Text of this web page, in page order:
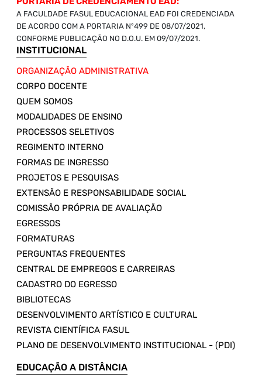
A FACULDADE FASUL EDUCACIONAL EAD FOI CREDENCIADA
DE ACORDO COM A PORTARIA Nº499 DE 08/07/2021,
CONFORME PUBLICAÇÃO NO D.O.U. EM 09/07/2021.
INSTITUCIONAL
ORGANIZAÇÃO ADMINISTRATIVA
CORPO DOCENTE
QUEM SOMOS
MODALIDADES DE ENSINO
PROCESSOS SELETIVOS
REGIMENTO INTERNO
FORMAS DE INGRESSO
PROJETOS E PESQUISAS
EXTENSÃO E RESPONSABILIDADE SOCIAL
COMISSÃO PRÓPRIA DE AVALIAÇÃO
EGRESSOS
FORMATURAS
PERGUNTAS FREQUENTES
CENTRAL DE EMPREGOS E CARREIRAS
CADASTRO DO EGRESSO
BIBLIOTECAS
DESENVOLVIMENTO ARTÍSTICO E CULTURAL
REVISTA CIENTÍFICA FASUL
PLANO DE DESENVOLVIMENTO INSTITUCIONAL - (PDI)
EDUCAÇÃO A DISTÂNCIA